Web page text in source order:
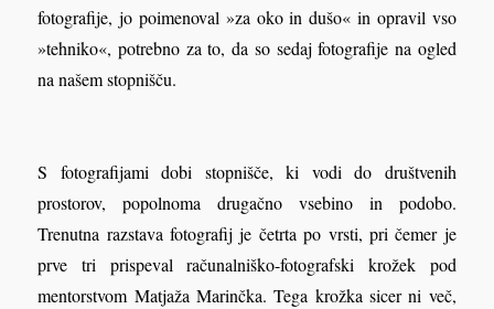
fotografije, jo poimenoval »za oko in dušo« in opravil vso
»tehniko«, potrebno za to, da so sedaj fotografije na ogled
na našem stopnišču.
S fotografijami dobi stopnišče, ki vodi do društvenih
prostorov, popolnoma drugačno vsebino in podobo.
Trenutna razstava fotografij je četrta po vrsti, pri čemer je
prve tri prispeval računalniško-fotografski krožek pod
mentorstvom Matjaža Marinčka. Tega krožka sicer ni več,